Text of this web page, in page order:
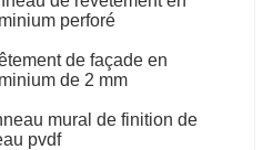
perforé
de façade en
de 2 mm
mural de finition de
pvdf